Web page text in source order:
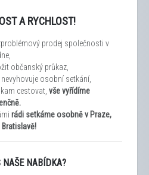
A RYCHLOST!
prodej společnosti v
občanský průkaz,
osobní setkání,
cestovat, vše vyřídíme
rádi setkáme osobně v Praze,
Bratislavě!
NAŠE NABÍDKA?